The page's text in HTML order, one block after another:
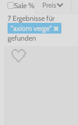
Sale %
Preis
7 Ergebnissefür
"axiom verge"
gefunden